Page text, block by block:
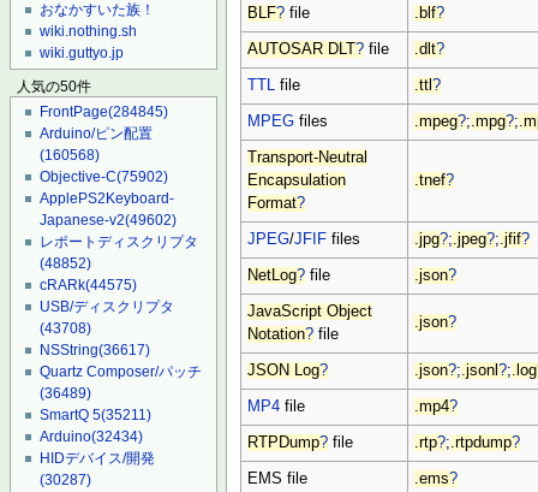
おなかすいた族！
wiki.nothing.sh
wiki.guttyo.jp
人気の50件
FrontPage(284845)
Arduino/ピン配置
(160568)
Objective-C(75902)
ApplePS2Keyboard-
Japanese-v2(49602)
レポートディスクリプタ
(48852)
cRARk(44575)
USB/ディスクリプタ
(43708)
NSString(36617)
Quartz Composer/パッチ
(36489)
SmartQ 5(35211)
Arduino(32434)
HIDデバイス/開発
(30287)
BLF? file .blf?
AUTOSAR DLT? file .dlt?
TTL file .ttl?
MPEG files .mpeg?;.mpg?;
Transport-Neutral
Encapsulation
Format?
.tnef?
JPEG/JFIF files .jpg?;.jpeg?;.jfif?
NetLog? file .json?
JavaScript Object
Notation? file
.json?
JSON Log? .json?;.jsonl?;.log
MP4 file .mp4?
RTPDump? file .rtp?;.rtpdump?
EMS file .ems?